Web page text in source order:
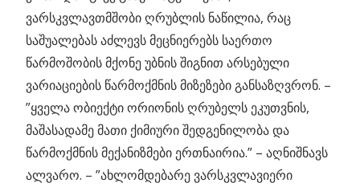
ვარსკვლავთმშობი ღრუბლის ნაწილია, რაც
საშუალებას აძლევს მეცნიერებს საერთო
წარმოშობის მქონე უბნის შიგნით არსებული
ვარიაციების წარმოქმნის მიზეზები განსაზღვრონ. –
”ყველა ობიექტი ორიონის ღრუბელს ეკუთვნის,
მაშასადამე მათი ქიმიური შედგენილობა და
წარმოქმნის მექანიზმები ერთნაირია.” – აღნიშნავს
ალვარო. – ”ახლომდებარე ვარსკვლავიერი